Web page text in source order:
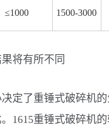
≤1000 1500-3000
将有所不同
定了重锤式破碎机
1615重锤式破碎机